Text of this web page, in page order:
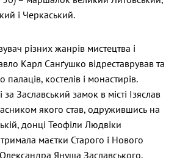
і Черкаський.
різних жанрів мистецтва і
Карл Санґушко відреставрував та
костелів і монастирів.
Заславський замок в місті Ізяслав
якого став, одружившись на
донці Теофіли Людвіки
маєтки Старого і Нового
Януша Заславського,